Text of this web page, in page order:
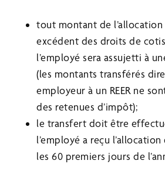
tout montant de
excédent des droits de
l’employé sera assujetti à
(les montants transférés
employeur à un REER ne
des retenues d’impôt);
le transfert doit être
l’employé a reçu
les 60 premiers jours de